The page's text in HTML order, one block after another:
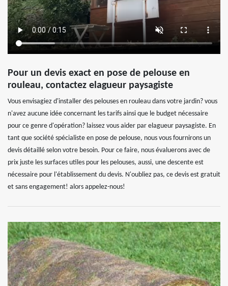
Pour un devis exact en pose de pelouse en
rouleau, contactez elagueur paysagiste
Vous envisagiez d'installer des pelouses en rouleau dans votre jardin? vous
n'avez aucune idée concernant les tarifs ainsi que le budget nécessaire
pour ce genre d'opération? laissez vous aider par elagueur paysagiste. En
tant que société spécialiste en pose de pelouse, nous vous fournirons un
devis détaillé selon votre besoin. Pour ce faire, nous évaluerons avec de
prix juste les surfaces utiles pour les pelouses, aussi, une descente est
nécessaire pour l'établissement du devis. N'oubliez pas, ce devis est gratuit
et sans engagement! alors appelez-nous!